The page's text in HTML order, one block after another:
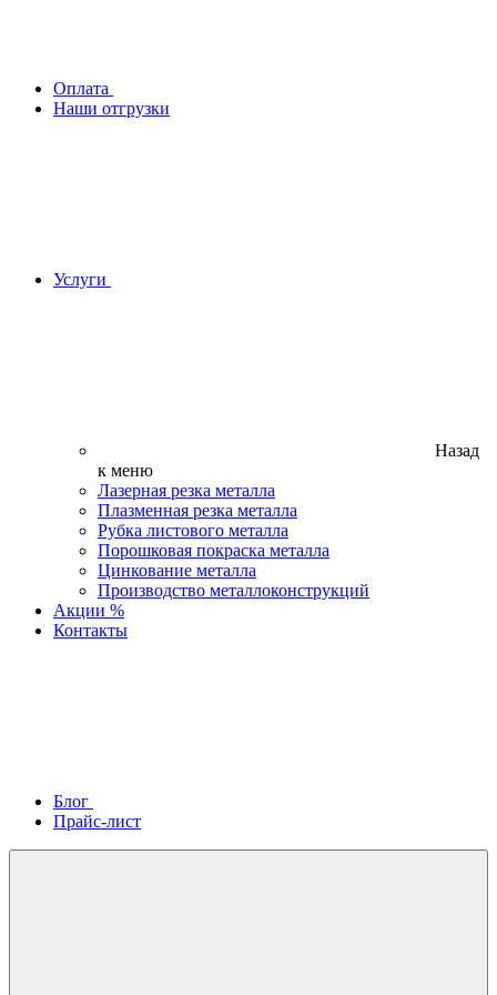
Оплата
Наши отгрузки
Услуги
Назад
к меню
Лазерная резка металла
Плазменная резка металла
Рубка листового металла
Порошковая покраска металла
Цинкование металла
Производство металлоконструкций
Акции %
Контакты
Блог
Прайс-лист